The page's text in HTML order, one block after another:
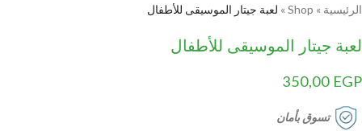
الرئيسية »
Shop
» لعبة جيتار الموسيقى للأطفال
لعبة جيتار الموسيقى للأطفال
350,00 EGP
تسوق بأمان